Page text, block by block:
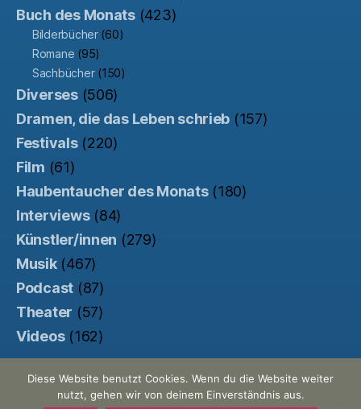
Buch des Monats(423)
Bilderbücher(60)
Romane (95)
Sachbücher(150)
Diverses(506)
Dramen, die das Leben schrieb (157)
Festivals(220)
Film (61)
Haubentaucher des Monats(180)
Interviews(84)
Künstler/innen (279)
Musik(467)
Podcast (87)
Theater (57)
Videos(162)
Diese Website benutzt Cookies. Wenn du die Website weiter
nutzt, gehen wir von deinem Einverständnis aus.